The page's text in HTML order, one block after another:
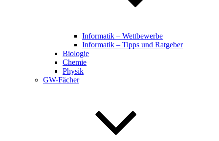
Informatik – Wettbewerbe
Informatik – Tipps und Ratgeber
Biologie
Chemie
Physik
GW-Fächer